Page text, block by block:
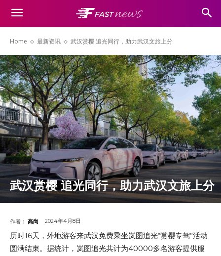
Home 最新资讯 武汉赏樱 追光同行，助力武汉文旅上分
武汉赏樱 追光同行，助力武汉文旅上分
作者： 高尚 2024年4月8日
历时16天，外地游客来武汉免费乘坐岚图追光“赏樱专驾”活动
圆满结束。据统计，岚图追光共计为40000多名游客提供服